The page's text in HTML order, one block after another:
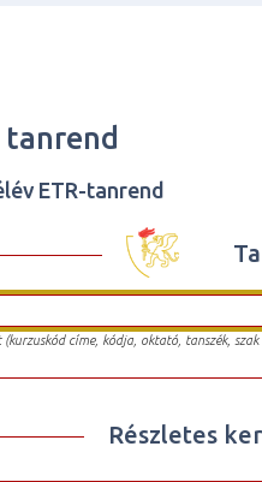
ETR-tanrend
címe, kódja, oktató, tanszék,
Részletes